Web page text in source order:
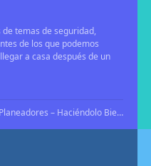
temas de seguridad,
de los que podemos
a casa después de un
Montaje Concienzudo de Planeadores – Haciéndolo Bien Antes de Volar